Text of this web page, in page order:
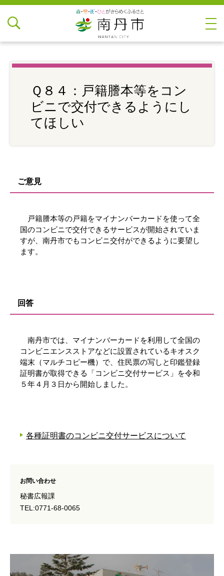
Ｑ８４：戸籍謄本等をコン
ビニで交付できるようにし
てほしい
ご意見
戸籍謄本等の戸籍をマイナンバーカードを使って全
国のコンビニで交付できるサービスが開始されていま
すが、南丹市でもコンビニ交付ができるように要望し
ます。
回答
南丹市では、マイナンバーカードを利用して全国の
コンビニエンスストアなどに設置されているキオスク
端末（マルチコピー機）で、住民票の写しと印鑑登録
証明書が取得できる「コンビニ交付サービス」を令和
５年４月３日から開始しました。
各種証明書のコンビニ交付サービスについて
お問い合わせ
秘書広報課
TEL:0771-68-0065